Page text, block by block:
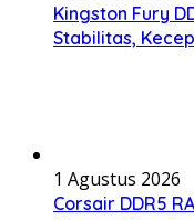
Kingston Fury
Stabilitas,
1 Agustus 2026
Corsair DDR5